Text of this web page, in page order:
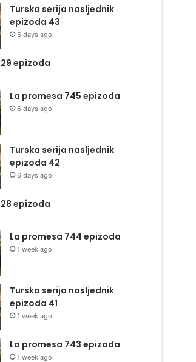
Turska serija nasljednik
epizoda 43
5 days ago
epizoda
La promesa 745 epizoda
6 days ago
Turska serija nasljednik
epizoda 42
6 days ago
epizoda
La promesa 744 epizoda
1 week ago
Turska serija nasljednik
epizoda 41
1 week ago
La promesa 743 epizoda
1 week ago